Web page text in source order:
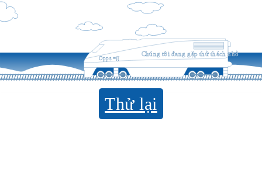
Opps =((
Chúng tôi đang gặp thử thách nhỏ
Thử lại